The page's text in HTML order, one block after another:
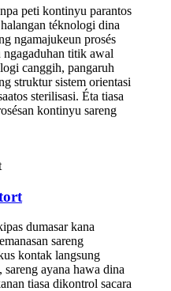
peti kontinyu parantos
téknologi dina
ngamajukeun prosés
ngagaduhan titik awal
canggih, pangaruh
struktur sistem orientasi
sterilisasi. Éta tiasa
kontinyu sareng
dumasar kana
sareng
kontak langsung
sareng ayana hawa dina
tiasa dikontrol sacara